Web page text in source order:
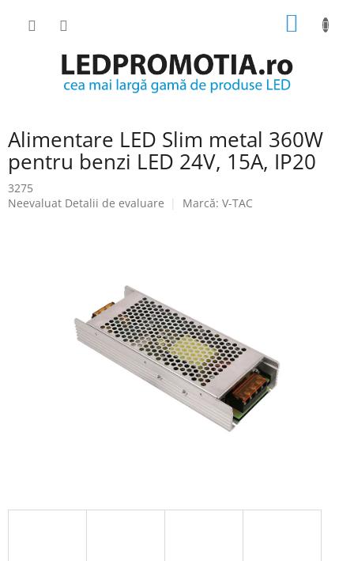
COŞ
Alimentare LED Slim metal 360W
pentru benzi LED 24V, 15A, IP20
3275
Evaluarea
Neevaluat Detalii de evaluare Marcă: V-TAC